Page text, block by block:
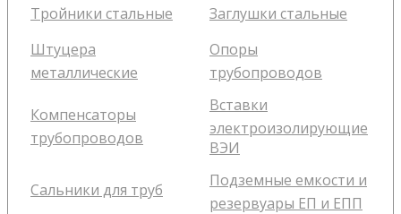
Тройники стальные
Заглушки стальные
Штуцера
металлические
Опоры
трубопроводов
Компенсаторы
трубопроводов
Вставки
электроизолирующие
ВЭИ
Сальники для труб
Подземные емкости и
резервуары ЕП и ЕПП